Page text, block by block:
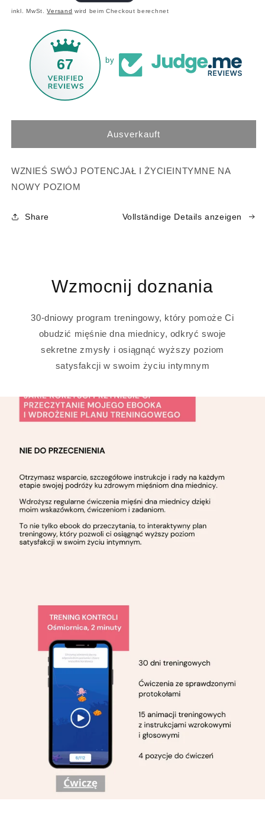
Preis
inkl. MwSt.Versand wird beim Checkout berechnet
67 by
Ausverkauft
WZNIEŚ SWÓJ POTENCJAŁ I ŻYCIEINTYMNE NA
NOWY POZIOM
Share Vollständige Details anzeigen
Wzmocnij doznania
30-dniowy program treningowy, który pomoże Ci
obudzić mięśnie dna miednicy, odkryć swoje
sekretne zmysły i osiągnąć wyższy poziom
satysfakcji w swoim życiu intymnym